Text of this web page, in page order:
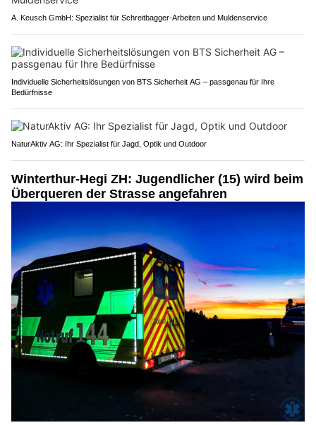
A. Keusch GmbH: Spezialist für Schreitbagger-Arbeiten und Muldenservice
Individuelle Sicherheitslösungen von BTS Sicherheit AG – passgenau für Ihre
Bedürfnisse
NaturAktiv AG: Ihr Spezialist für Jagd, Optik und Outdoor
Winterthur-Hegi ZH: Jugendlicher (15) wird beim
Überqueren der Strasse angefahren